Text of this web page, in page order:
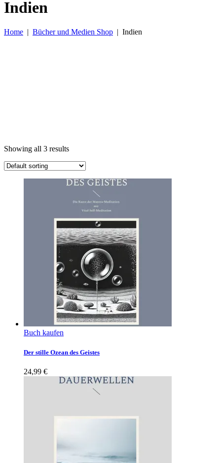
Indien
Home | Bücher und Medien Shop | Indien
Showing all 3 results
Buch kaufen
Der stille Ozean des Geistes
24,99 €